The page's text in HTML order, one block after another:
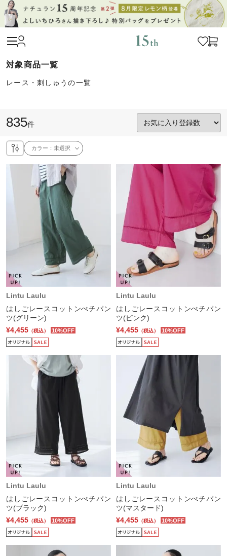
レース・刺しゅうの一覧
835件
カラー：未選択
Lintu Laulu
はしごレースコットンぺチパン
ツ(グリーン)
¥4,455 （税込） 10%OFF
Lintu Laulu
はしごレースコットンぺチパン
ツ(ピンク)
¥4,455 （税込） 10%OFF
Lintu Laulu
はしごレースコットンぺチパン
ツ(ブラック)
¥4,455 （税込） 10%OFF
Lintu Laulu
はしごレースコットンぺチパン
ツ(マスタード)
¥4,455 （税込） 10%OFF